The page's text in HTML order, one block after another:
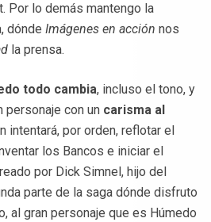
Por lo demás mantengo la
dónde Imágenes en acción nos
la prensa.
todo cambia, incluso el tono, y
personaje con un carisma al
intentará, por orden, reflotar el
los Bancos e iniciar el
por Dick Simnel, hijo del
parte de la saga dónde disfruto
al gran personaje que es Húmedo